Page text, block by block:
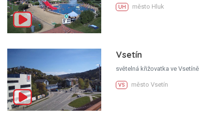
UH město Hluk
Vsetín
světelná křižovatka ve Vsetíně
VS město Vsetín